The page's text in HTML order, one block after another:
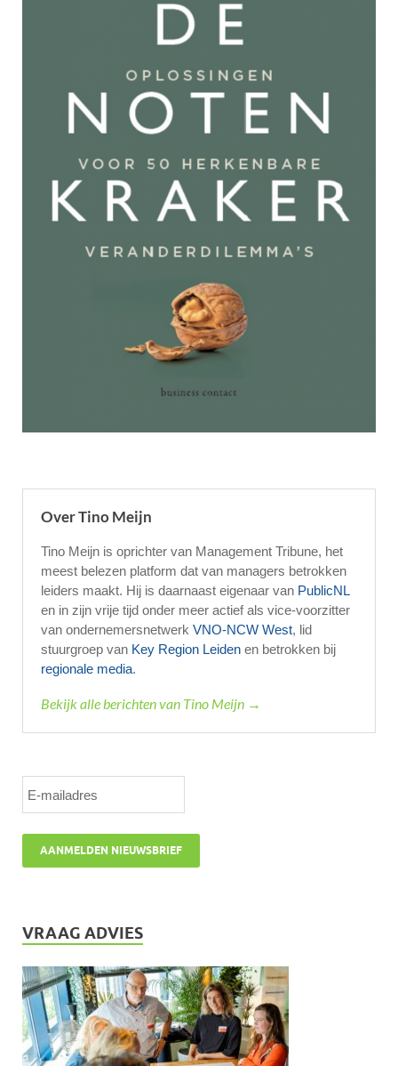
Over Tino Meijn
Tino Meijn is oprichter van Management Tribune, het
meest belezen platform dat van managers betrokken
leiders maakt. Hij is daarnaast eigenaar van PublicNL
en in zijn vrije tijd onder meer actief als vice-voorzitter
van ondernemersnetwerk VNO-NCW West, lid
stuurgroep van Key Region Leiden en betrokken bij
regionale media.
Bekijk alle berichten van Tino Meijn →
VRAAG ADVIES